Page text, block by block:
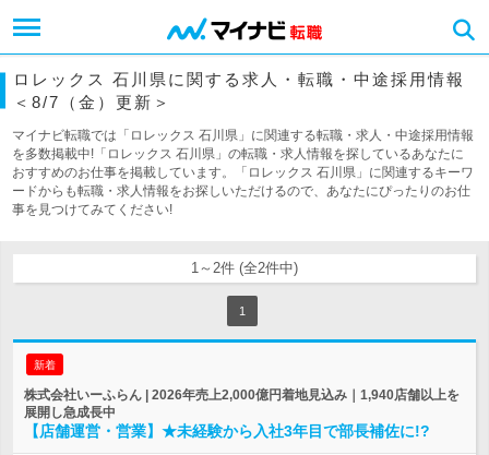
ロレックス 石川県に関する求人・転職・中途採用情報
＜8/7（金）更新＞
マイナビ転職では「ロレックス 石川県」に関連する転職・求人・中途採用情報
を多数掲載中!「ロレックス 石川県」の転職・求人情報を探しているあなたに
おすすめのお仕事を掲載しています。「ロレックス 石川県」に関連するキーワ
ードからも転職・求人情報をお探しいただけるので、あなたにぴったりのお仕
事を見つけてみてください!
1～2件 (全2件中)
1
新着
株式会社いーふらん | 2026年売上2,000億円着地見込み｜1,940店舗以上を
展開し急成長中
【店舗運営・営業】★未経験から入社3年目で部長補佐に!?